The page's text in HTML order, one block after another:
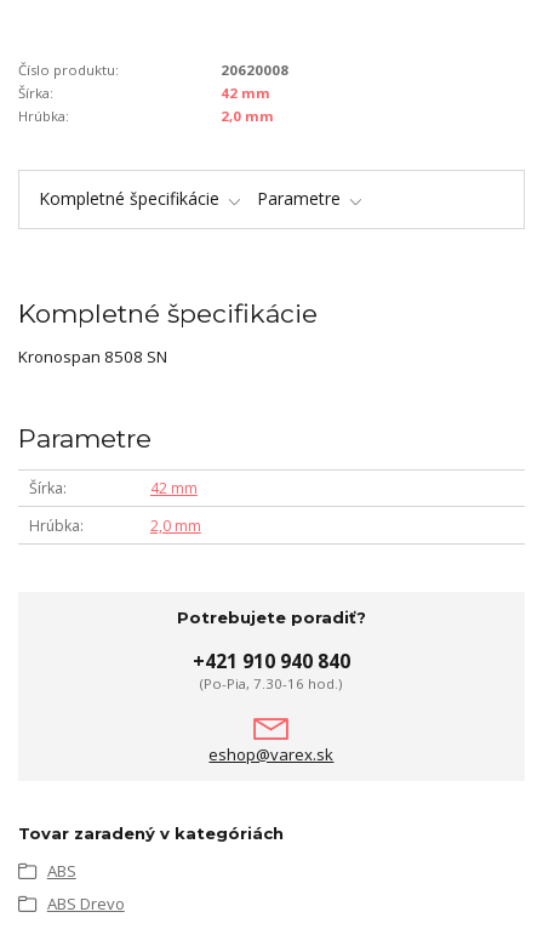
Číslo produktu:
20620008
Šírka:
42 mm
Hrúbka:
2,0 mm
Kompletné špecifikácie Parametre
Kompletné špecifikácie
Kronospan 8508 SN
Parametre
Šírka
42 mm
Hrúbka
2,0 mm
Potrebujete poradiť?
+421 910 940 840
(Po-Pia, 7.30-16 hod.)
eshop@varex.sk
Tovar zaradený v kategóriách
ABS
ABS Drevo